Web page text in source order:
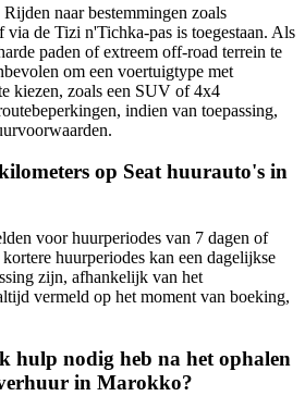
naar bestemmingen zoals
via de Tizi n'Tichka-pas is toegestaan. Als
paden of extreem off-road terrein te
om een voertuigtype met
kiezen, zoals een SUV of 4x4
indien van toepassing,
op Seat huurauto's in
voor huurperiodes van 7 dagen of
huurperiodes kan een dagelijkse
zijn, afhankelijk van het
vermeld op het moment van boeking,
hulp nodig heb na het ophalen
in Marokko?